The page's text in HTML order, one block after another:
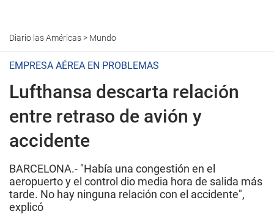
Diario las Américas> Mundo
EMPRESA AÉREA EN PROBLEMAS
Lufthansa descarta relación
entre retraso de avión y
accidente
BARCELONA.- "Había una congestión en el
aeropuerto y el control dio media hora de salida más
tarde. No hay ninguna relación con el accidente",
explicó